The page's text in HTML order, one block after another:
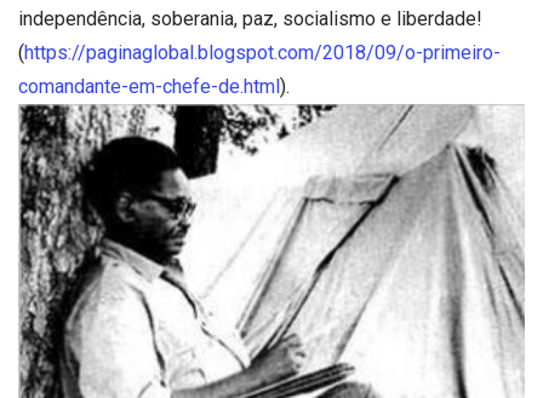
independência, soberania, paz, socialismo e liberdade!
(https://paginaglobal.blogspot.com/2018/09/o-primeiro-
comandante-em-chefe-de.html ).